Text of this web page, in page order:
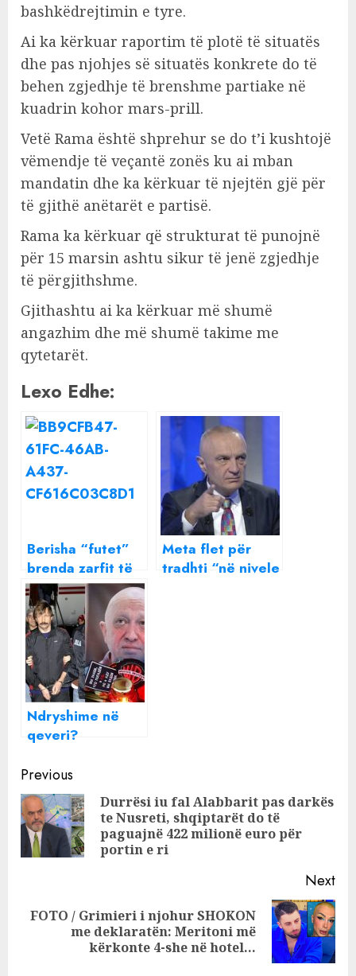
bashkëdrejtimin e tyre.
Ai ka kërkuar raportim të plotë të situatës
dhe pas njohjes së situatës konkrete do të
behen zgjedhje të brenshme partiake në
kuadrin kohor mars-prill.
Vetë Rama është shprehur se do t’i kushtojë
vëmendje të veçantë zonës ku ai mban
mandatin dhe ka kërkuar të njejtën gjë për
të gjithë anëtarët e partisë.
Rama ka kërkuar që strukturat të punojnë
për 15 marsin ashtu sikur të jenë zgjedhje
të përgjithshme.
Gjithashtu ai ka kërkuar më shumë
angazhim dhe më shumë takime me
qytetarët.
Lexo Edhe:
Berisha “futet”
brenda zarfit të
socialistëve:
Gruaja që do
Rama Presidente
Meta flet për
tradhti “në nivele
Ndryshime në
qeveri?
Kombëtare e
Partisë Socialiste
mblidhet më 4
shtator
Continue
Reading
Previous
Durrësi iu fal Alabbarit pas darkës
te Nusreti, shqiptarët do të
paguajnë 422 milionë euro për
portin e ri
Next
Next
FOTO / Grimieri i njohur SHOKON
me deklaratën: Meritoni më
kërkonte 4-she në hotel…